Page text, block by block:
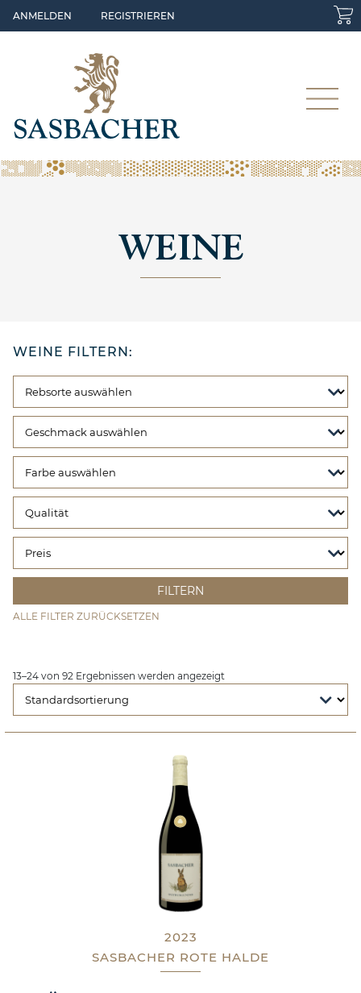
Skip to main content
ANMELDEN REGISTRIEREN
WEINE
WEINE FILTERN:
ALLE FILTER ZURÜCKSETZEN
13–24 von 92 Ergebnissen werden angezeigt
2023
SASBACHER ROTE HALDE